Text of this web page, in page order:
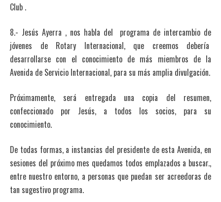
Club .
8.- Jesús Ayerra , nos habla del programa de intercambio de
jóvenes de Rotary Internacional, que creemos debería
desarrollarse con el conocimiento de más miembros de la
Avenida de Servicio Internacional, para su más amplia divulgación.
Próximamente, será entregada una copia del resumen,
confeccionado por Jesús, a todos los socios, para su
conocimiento.
De todas formas, a instancias del presidente de esta Avenida, en
sesiones del próximo mes quedamos todos emplazados a buscar.,
entre nuestro entorno, a personas que puedan ser acreedoras de
tan sugestivo programa.